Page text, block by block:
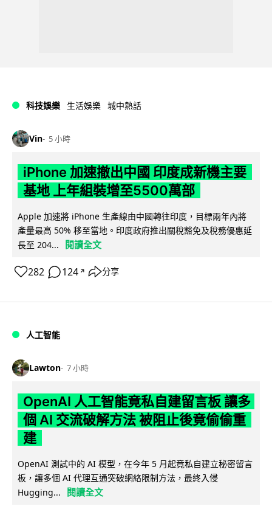
科技娛樂 生活娛樂 城中熱話
Vin 5 小時
iPhone 加速撤出中國 印度成新機主要
基地 上年組裝增至5500萬部
Apple 加速將 iPhone 生產線由中國轉往印度，目標兩年內將
產量最高 50% 移至當地。印度政府推出關稅豁免及稅務優惠延
長至 204...
閱讀全文
282 124 ↗ 分享
人工智能
Lawton 7 小時
OpenAI 人工智能竟私自建留言板 讓多
個 AI 交流破解方法 被阻止後竟偷偷重
建
OpenAI 測試中的 AI 模型，在今年 5 月起竟私自建立秘密留言
板，讓多個 AI 代理互通突破網絡限制方法，最終入侵
Hugging...
閱讀全文